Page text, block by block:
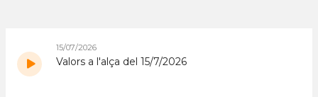
15/07/2026
Valors a l'alça del 15/7/2026